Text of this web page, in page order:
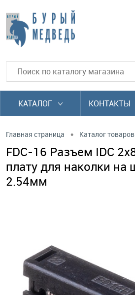
КАТАЛОГ КОНТАКТЫ
Главная страница • Каталог товаров
FDC-16 Разъем IDC
плату для наколки
2.54мм